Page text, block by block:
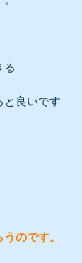
る
と良いです
のです。